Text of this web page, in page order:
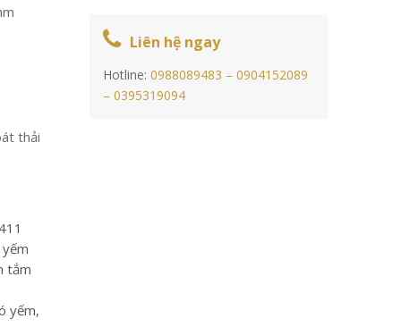
thải
tắm
yếm,
Liên hệ ngay
Hotline: 0988089483 – 0904152089
– 0395319094